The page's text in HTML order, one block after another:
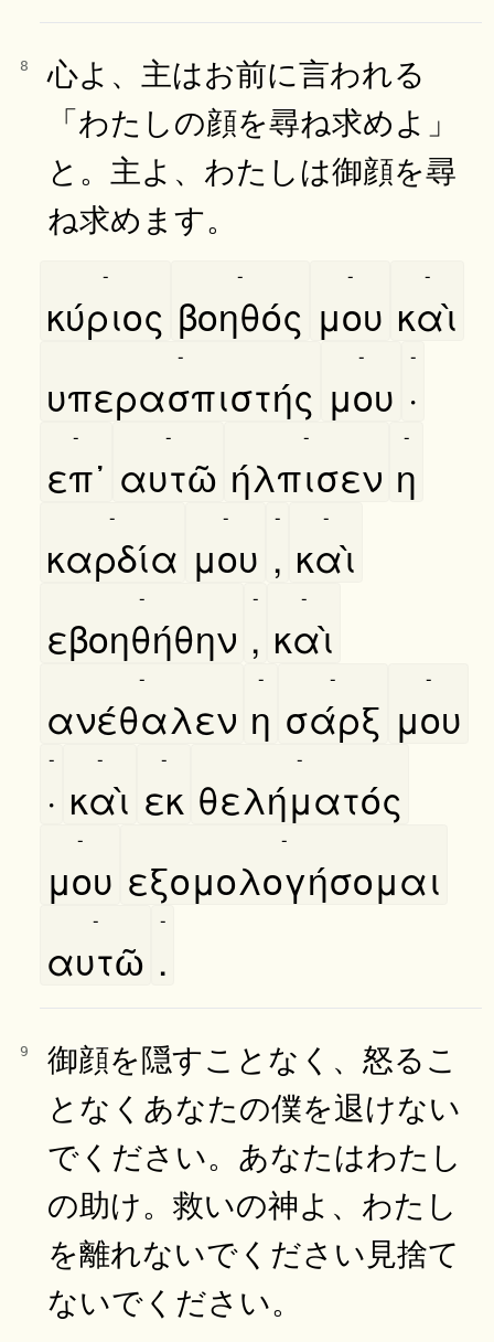
8
心よ、主はお前に言われる
「わたしの顔を尋ね求めよ」
と。主よ、わたしは御顔を尋
ね求めます。
κύριος
-
βοηθός
-
μου
-
καὶ
-
υπερασπιστής
-
μου
-
·
-
επ᾿
-
αυτῶ
-
ήλπισεν
-
η
-
καρδία
-
μου
-
,
-
καὶ
-
εβοηθήθην
-
,
-
καὶ
-
ανέθαλεν
-
η
-
σάρξ
-
μου
-
·
-
καὶ
-
εκ
-
θελήματός
-
μου
-
εξομολογήσομαι
-
αυτῶ
-
.
-
9
御顔を隠すことなく、怒るこ
となくあなたの僕を退けない
でください。あなたはわたし
の助け。救いの神よ、わたし
を離れないでください見捨て
ないでください。